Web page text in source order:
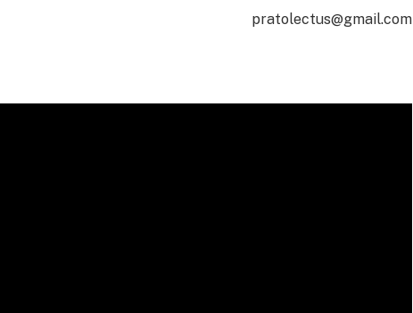
pratolectus@gmail.com